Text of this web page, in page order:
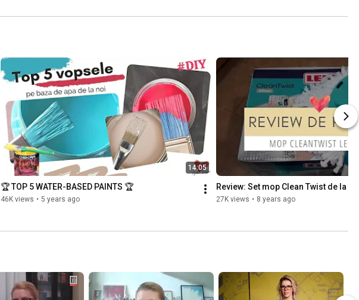
14:05
🏆 TOP 5 WATER-BASED PAINTS 🏆
46K views • 5 years ago
Review: Set mop Clean Twist de la
27K views • 8 years ago